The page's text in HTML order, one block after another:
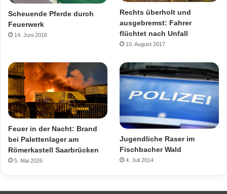
Scheuende Pferde durch
Feuerwerk
14. Juni 2016
Rechts überholt und
ausgebremst: Fahrer
flüchtet nach Unfall
10. August 2017
Feuer in der Nacht: Brand
bei Palettenlager am
Römerkastell Saarbrücken
5. Mai 2026
Jugendliche Raser im
Fischbacher Wald
4. Juli 2014